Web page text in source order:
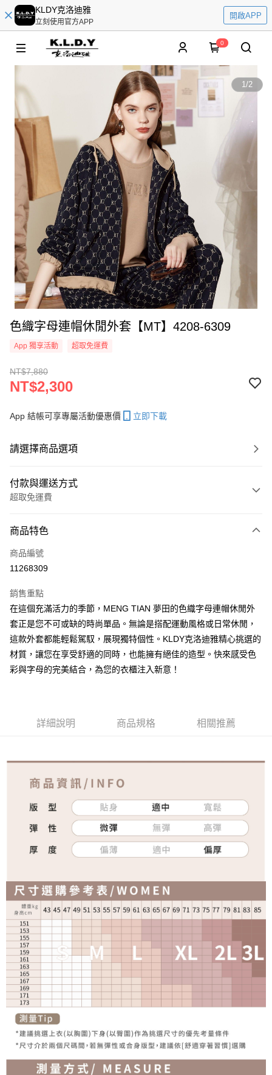
KLDY克洛迪雅
立刻使用官方APP
開啟APP
0
1/2
色織字母連帽休閒外套【MT】4208-6309
App 獨享活動 超取免運費
NT$7,880
NT$2,300
App 結帳可享專屬活動優惠價 立即下載
請選擇商品選項
付款與運送方式
超取免運費
信用卡一次付款
超商取貨付款
運送方式
全家取貨付款
免運費
付款後全家取貨
免運費
免運費
商品特色
商品編號
11268309
銷售重點
在這個充滿活力的季節，MENG TIAN 夢田的色織字母連帽休閒外
套正是您不可或缺的時尚單品。無論是搭配運動風格或日常休閒，
這款外套都能輕鬆駕馭，展現獨特個性。KLDY克洛迪雅精心挑選的
材質，讓您在享受舒適的同時，也能擁有絕佳的造型。快來感受色
彩與字母的完美結合，為您的衣櫃注入新意！
詳細說明 商品規格 相關推薦